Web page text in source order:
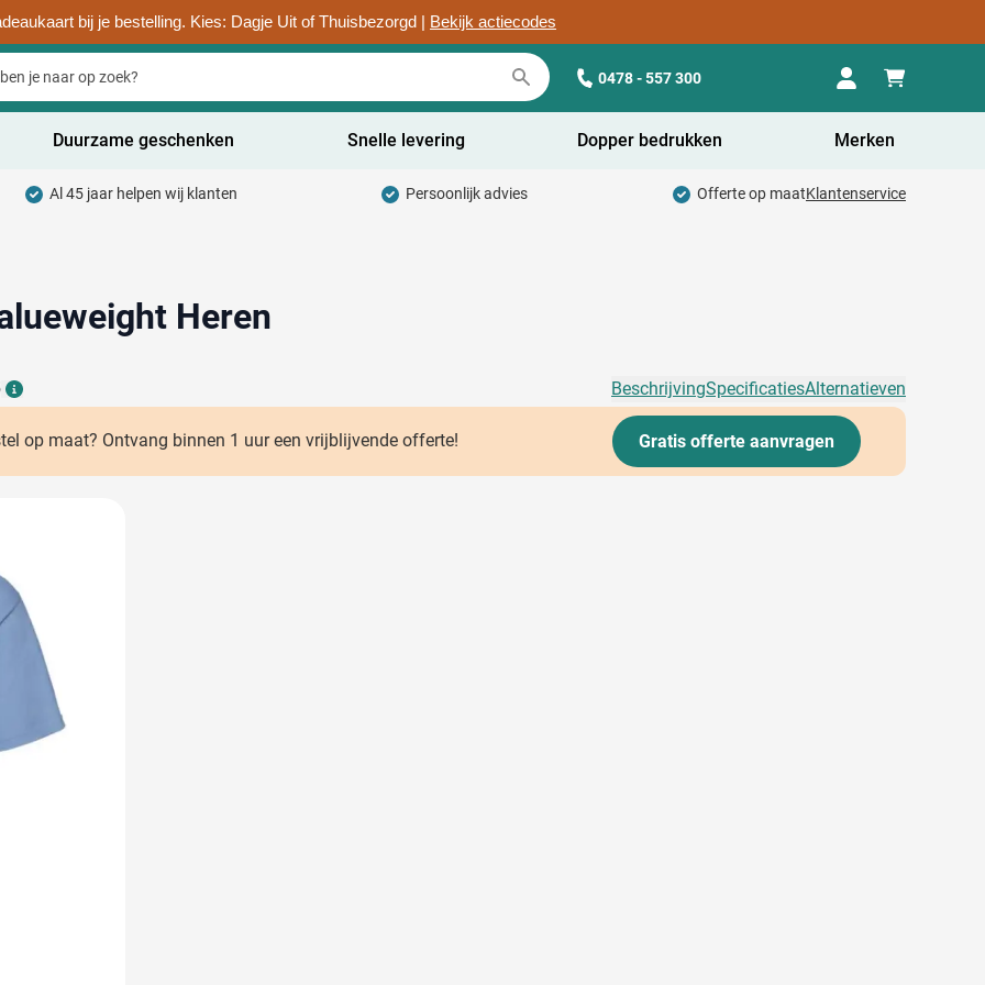
bij je bestelling. Kies: Dagje Uit of Thuisbezorgd | Bekijk actiecodes
0478 - 557 300
categorie
categorie
& Weggevers categorie
categorie
categorie
categorie
& Keuken categorie
& Veiligheid categorie
& Vrije tijd categorie
& Kids categorie
categorie
& thema's categorie
Duurzame geschenken Snelle levering Dopper bedrukken Merken
Al 45 jaar helpen wij klanten Persoonlijk advies Offerte op maatKlantenservice
Heren
Details
BeschrijvingSpecificatiesAlternatieven
op maat? Ontvang binnen 1 uur een vrijblijvende offerte! Gratis offerte aanvragen